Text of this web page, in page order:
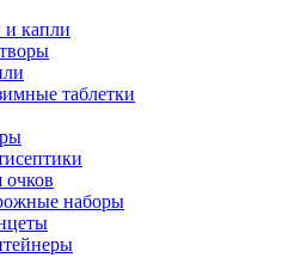
и капли
таблетки
очков
наборы